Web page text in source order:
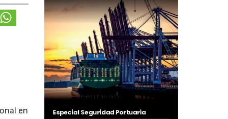
en